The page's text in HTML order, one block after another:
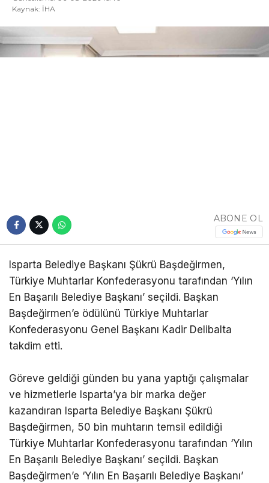
Kaynak: İHA
ABONE OL
Isparta Belediye Başkanı Şükrü Başdeğirmen,
Türkiye Muhtarlar Konfederasyonu tarafından ‘Yılın
En Başarılı Belediye Başkanı’ seçildi. Başkan
Başdeğirmen’e ödülünü Türkiye Muhtarlar
Konfederasyonu Genel Başkanı Kadir Delibalta
takdim etti.
Göreve geldiği günden bu yana yaptığı çalışmalar
ve hizmetlerle Isparta’ya bir marka değer
kazandıran Isparta Belediye Başkanı Şükrü
Başdeğirmen, 50 bin muhtarın temsil edildiği
Türkiye Muhtarlar Konfederasyonu tarafından ‘Yılın
En Başarılı Belediye Başkanı’ seçildi. Başkan
Başdeğirmen’e ‘Yılın En Başarılı Belediye Başkanı’